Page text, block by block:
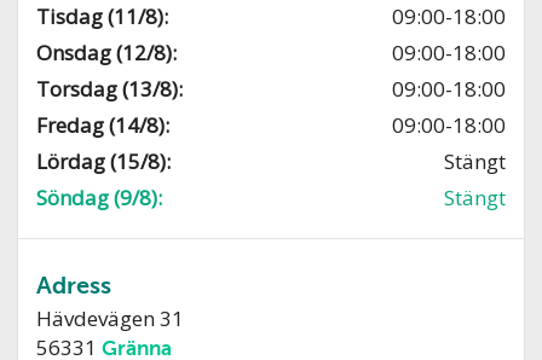
Tisdag (11/8):
09:00-18:00
Onsdag (12/8):
09:00-18:00
Torsdag (13/8):
09:00-18:00
Fredag (14/8):
09:00-18:00
Lördag (15/8):
Stängt
Söndag (9/8):
Stängt
Adress
Hävdevägen 31
56331Gränna